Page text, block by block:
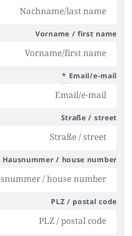
Vorname / first name
Email/e-mail
*
Straße / street
Hausnummer / house number
PLZ / postal code